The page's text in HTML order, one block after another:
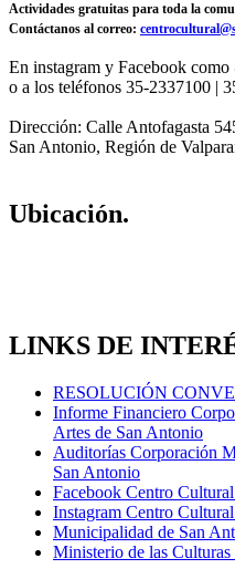
Actividades gratuitas para toda la
Contáctanos al correo:
En instagram y Facebook
o a los teléfonos 35-2337100 |
Dirección: Calle Antofagasta
San Antonio, Región de
Ubicación.
LINKS DE
RESOLUCIÓN
Informe Financiero
Artes de San Antonio
Auditorías Corporación
San Antonio
Facebook Centro
Instagram Centro
Municipalidad de San
Ministerio de las